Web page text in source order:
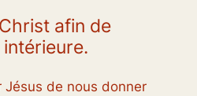
afin de
Jésus de nous donner